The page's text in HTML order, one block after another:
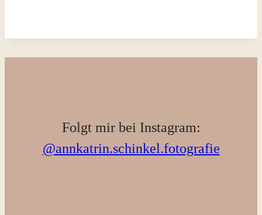
Folgt mir bei Instagram:
@annkatrin.schinkel.fotografie